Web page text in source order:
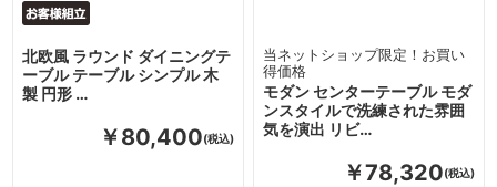
北欧風 ラウンド ダイニングテ
ーブル テーブル シンプル 木
製 円形 …
￥80,400
モダン センターテーブル モダ
ンスタイルで洗練された雰囲
気を演出 リビ…
当ネットショップ限定！お買い
得価格
￥78,320